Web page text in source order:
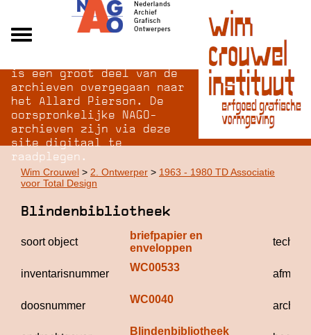
Over NAGO
Over WCI
Inloggen
is een groot deel van de
archieven overgegaan naar
het Allard Pierson. De
oorspronkelijke NAGO-
archieven zijn via deze
site digitaal te
raadplegen.
Wim Crouwel > 2. Ontwerper > 1963 - 1980 TD Associatie
voor Total Design
Blindenbibliotheek
soort object
briefpapier en
enveloppen
inventarisnummer
WC00533
doosnummer
WC0040
archief
Blindenbibliotheek